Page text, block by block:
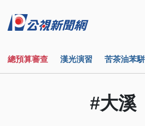
總預算審查 漢光演習 苦茶油苯
#大溪